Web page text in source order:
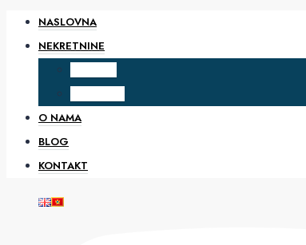
NASLOVNA
NEKRETNINE
O NAMA
BLOG
KONTAKT